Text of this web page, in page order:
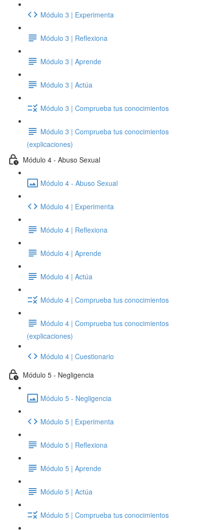
Módulo 3 | Experimenta
Módulo 3 | Reflexiona
Módulo 3 | Aprende
Módulo 3 | Actúa
Módulo 3 | Comprueba tus conocimientos
Módulo 3 | Comprueba tus conocimientos
(explicaciones)
Módulo 4 - Abuso Sexual
Módulo 4 - Abuso Sexual
Módulo 4 | Experimenta
Módulo 4 | Reflexiona
Módulo 4 | Aprende
Módulo 4 | Actúa
Módulo 4 | Comprueba tus conocimientos
Módulo 4 | Comprueba tus conocimientos
(explicaciones)
Módulo 4 | Cuestionario
Módulo 5 - Negligencia
Módulo 5 - Negligencia
Módulo 5 | Experimenta
Módulo 5 | Reflexiona
Módulo 5 | Aprende
Módulo 5 | Actúa
Módulo 5 | Comprueba tus conocimientos